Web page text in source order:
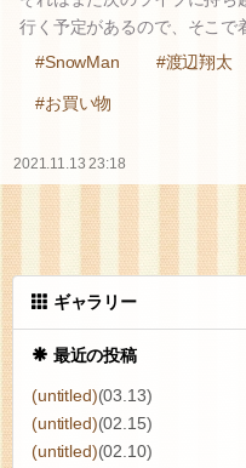
行く予定があるので、そこで
#SnowMan
#渡辺翔太
#お買い物
2021.11.13 23:18
ギャラリー
最近の投稿
(untitled)(03.13)
(untitled)(02.15)
(untitled)(02.10)